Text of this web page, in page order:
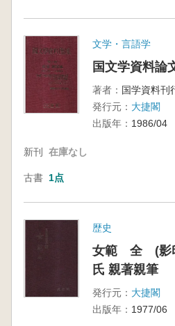
文学・言語学
国文学資料
著者： 国学資料
発行元： 大捷閣
出版年： 1986/04
新刊 在庫なし
古書 1点
歴史
女範 全 (影
氏 親著親筆
発行元： 大捷閣
出版年： 1977/06